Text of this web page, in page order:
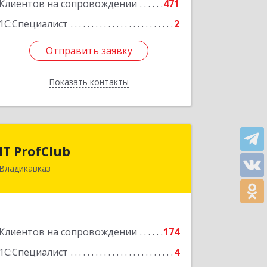
Клиентов на сопровождении
471
1С:Специалист
2
Отправить заявку
Показать контакты
Отправить заявку
Назад
IT ProfClub
Владикавказ
Клиентов на сопровождении
174
1С:Специалист
4
362045, Северная Осетия - Алания
Подробнее